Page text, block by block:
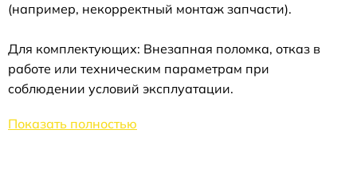
(например, некорректный монтаж запчасти).
Для комплектующих: Внезапная поломка, отказ в
работе или техническим параметрам при
соблюдении условий эксплуатации.
Показать полностью